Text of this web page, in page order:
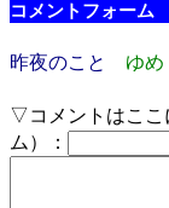
コメントフォーム
昨夜のこと ゆめ
▽コメントはこ
ム）：